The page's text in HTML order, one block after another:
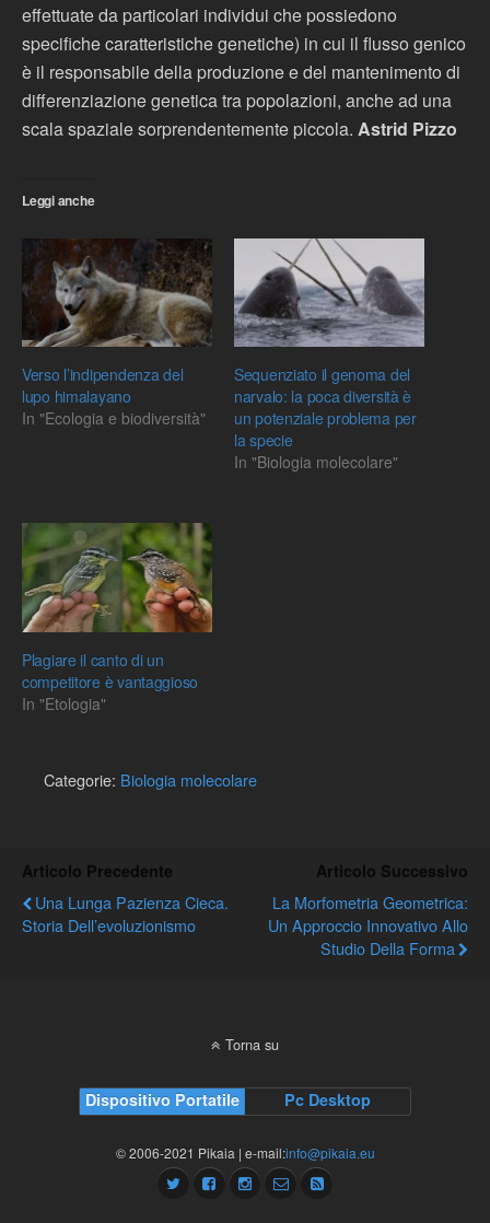
effettuate da particolari individui che possiedono
specifiche caratteristiche genetiche) in cui il flusso genico
è il responsabile della produzione e del mantenimento di
differenziazione genetica tra popolazioni, anche ad una
scala spaziale sorprendentemente piccola. Astrid Pizzo
Leggi anche
Verso l’indipendenza del
lupo himalayano
In "Ecologia e biodiversità"
Sequenziato il genoma del
narvalo: la poca diversità è
un potenziale problema per
la specie
In "Biologia molecolare"
Plagiare il canto di un
competitore è vantaggioso
In "Etologia"
Categorie: Biologia molecolare
Articolo Precedente
Una Lunga Pazienza Cieca.
Storia Dell’evoluzionismo
Articolo Successivo
La Morfometria Geometrica:
Un Approccio Innovativo Allo
Studio Della Forma
Torna su
Dispositivo Portatile Pc Desktop
© 2006-2021 Pikaia | e-mail:info@pikaia.eu